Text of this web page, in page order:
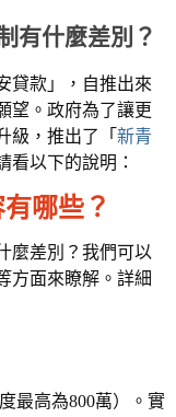
有什麼差別？
貸款」，自推出來
望。政府為了讓更
級，推出了「 新青
看以下的說明：
哪些？
麼差別？我們可以
方面來瞭解。詳細
最高為800萬）。實